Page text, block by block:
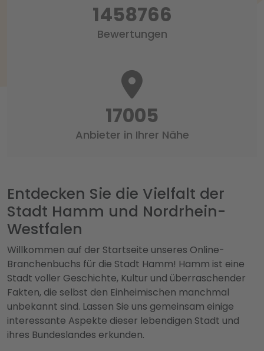
1497519
Bewertungen
17457
Anbieter in Ihrer Nähe
Entdecken Sie die Vielfalt der
Stadt Hamm und Nordrhein-
Westfalen
Willkommen auf der Startseite unseres Online-
Branchenbuchs für die Stadt Hamm! Hamm ist eine
Stadt voller Geschichte, Kultur und überraschender
Fakten, die selbst den Einheimischen manchmal
unbekannt sind. Lassen Sie uns gemeinsam einige
interessante Aspekte dieser lebendigen Stadt und
ihres Bundeslandes erkunden.